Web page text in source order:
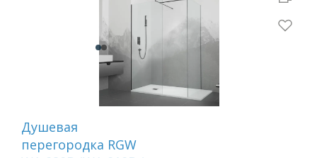
Душевая
перегородка RGW